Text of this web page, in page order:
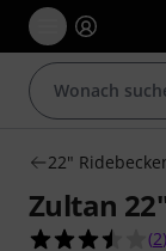
22"
Zultan
(2)